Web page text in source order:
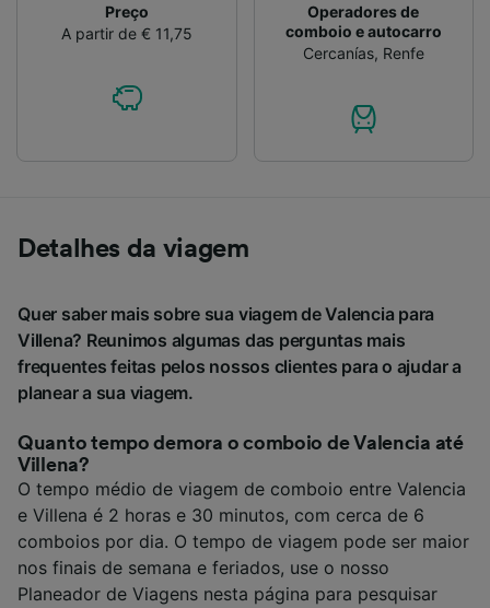
Preço
A partir de € 11,75
Operadores de
comboio e autocarro
Cercanías, Renfe
Detalhes da viagem
Quer saber mais sobre sua viagem de Valencia para
Villena? Reunimos algumas das perguntas mais
frequentes feitas pelos nossos clientes para o ajudar a
planear a sua viagem.
Quanto tempo demora o comboio de Valencia até
Villena?
O tempo médio de viagem de comboio entre Valencia
e Villena é 2 horas e 30 minutos, com cerca de 6
comboios por dia. O tempo de viagem pode ser maior
nos finais de semana e feriados, use o nosso
Planeador de Viagens nesta página para pesquisar